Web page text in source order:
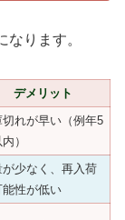
ります。
デメリット
切れが早い（例年5
）
が少なく、再入荷
能性が低い